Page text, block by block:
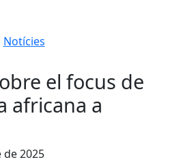
Notícies
el focus de
africana a
2025